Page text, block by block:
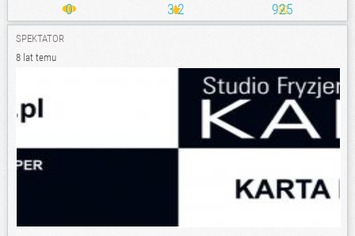
0 3.2 925
SPEKTATOR
8 lat temu